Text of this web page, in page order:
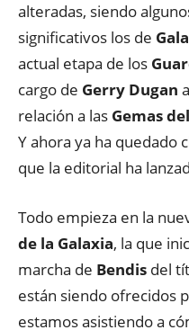
alteradas, siendo
significativos los de
actual etapa de los
cargo de Gerry Dugan
relación a las Gemas
Y ahora ya ha quedado
que la editorial ha
Todo empieza en la
de la Galaxia, la que
marcha de Bendis del
están siendo ofrecidos
estamos asistiendo a